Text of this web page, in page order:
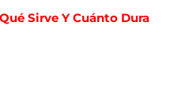
Sirve Y Cuánto Dura